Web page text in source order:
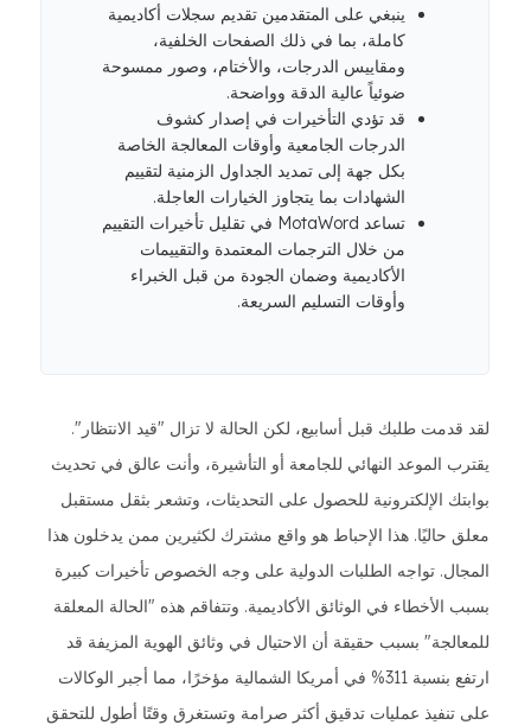
ينبغي على المتقدمين تقديم سجلات أكاديمية
كاملة، بما في ذلك الصفحات الخلفية،
ومقاييس الدرجات، والأختام، وصور ممسوحة
ضوئياً عالية الدقة وواضحة.
قد تؤدي التأخيرات في إصدار كشوف
الدرجات الجامعية وأوقات المعالجة الخاصة
بكل جهة إلى تمديد الجداول الزمنية لتقييم
الشهادات بما يتجاوز الخيارات العاجلة.
تساعد MotaWord في تقليل تأخيرات التقييم
من خلال الترجمات المعتمدة والتقييمات
الأكاديمية وضمان الجودة من قبل الخبراء
وأوقات التسليم السريعة.
لقد قدمت طلبك قبل أسابيع، لكن الحالة لا تزال "قيد الانتظار".
يقترب الموعد النهائي للجامعة أو التأشيرة، وأنت عالق في تحديث
بوابتك الإلكترونية للحصول على التحديثات، وتشعر بثقل مستقبل
معلق حاليًا. هذا الإحباط هو واقع مشترك لكثيرين ممن يدخلون هذا
المجال. تواجه الطلبات الدولية على وجه الخصوص تأخيرات كبيرة
بسبب الأخطاء في الوثائق الأكاديمية. وتتفاقم هذه "الحالة المعلقة
للمعالجة" بسبب حقيقة أن الاحتيال في وثائق الهوية المزيفة قد
ارتفع بنسبة 311% في أمريكا الشمالية مؤخرًا، مما أجبر الوكالات
على تنفيذ عمليات تدقيق أكثر صرامة وتستغرق وقتًا أطول للتحقق